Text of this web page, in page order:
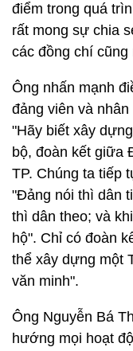
điểm trong quá
rất mong sự chia
các đồng chí
Ông nhấn mạnh
đảng viên và
"Hãy biết xây
bộ, đoàn kết giữa
TP. Chúng ta tiếp
"Đảng nói thì dân
thì dân theo; và
hộ". Chỉ có đoàn
thể xây dựng một
văn minh".
Ông Nguyễn Bá
hướng mọi hoạt